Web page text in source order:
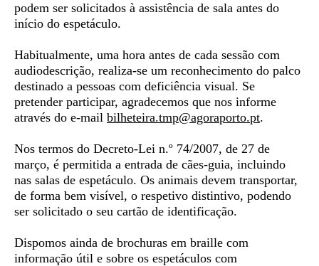
podem ser solicitados à assistência de sala antes do
início do espetáculo.
Habitualmente, uma hora antes de cada sessão com
audiodescrição, realiza-se um reconhecimento do palco
destinado a pessoas com deficiência visual. Se
pretender participar, agradecemos que nos informe
através do e-mail bilheteira.tmp@agoraporto.pt.
Nos termos do Decreto-Lei n.º 74/2007, de 27 de
março, é permitida a entrada de cães-guia, incluindo
nas salas de espetáculo. Os animais devem transportar,
de forma bem visível, o respetivo distintivo, podendo
ser solicitado o seu cartão de identificação.
Dispomos ainda de brochuras em braille com
informação útil e sobre os espetáculos com